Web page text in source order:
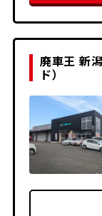
廃車王 新
ド）